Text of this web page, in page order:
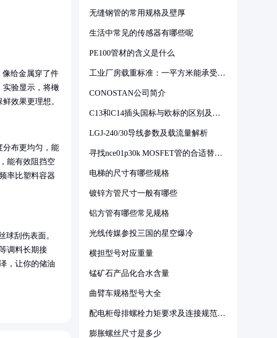
给金属穿了件
实验显示，将橄
效果更理想。
分布更均匀，能
能有效阻挡空
率比塑料容器
球刮伤表面。
调料长期接
，让你的储油
无缝钢管的常用规格及壁厚
生活中常见的传感器有哪些呢
PE100管材的含义是什么
工业厂房载重标准：一平方米能承受多
CONOSTAN公司简介
C13和C14插头国标与欧标的区别及其
LGJ-240/30导线参数及载流量解析
寻找nce01p30k MOSFET管的合适替代
电梯的尺寸有哪些规格
镀锌方管尺寸一般有哪些
铝方管有哪些常见规格
光线传媒参投三国的星空爆冷
横担型号对应重量
锰矿石产品化合水含量
曲臂车规格型号大全
配电柜母排螺栓力矩要求及连接规范详
膨胀螺丝尺寸是多少